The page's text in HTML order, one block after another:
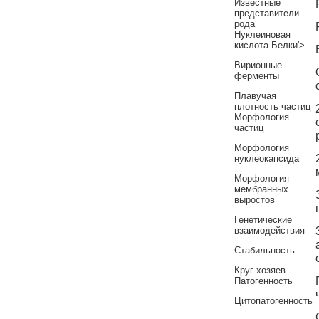
Известные
представители
рода
Нуклеиновая
кислота Белки'>
Вирионные
ферменты
Плавучая
плотность частиц
Морфология
частиц
Морфология
нуклеокапсида
Морфология
мембранных
выростов
Генетические
взаимодействия
Стабильность
Круг хозяев
Патогенность
Цитопатогенность